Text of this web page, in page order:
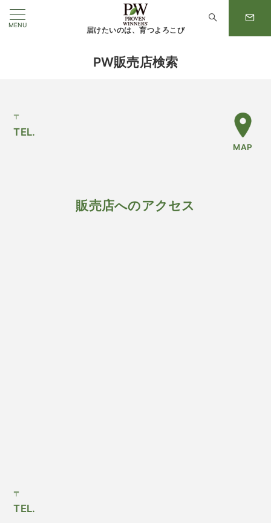
MENU
届けたいのは、育つよろこび
PW販売店検索
〒
TEL.
MAP
販売店へのアクセス
〒
TEL.